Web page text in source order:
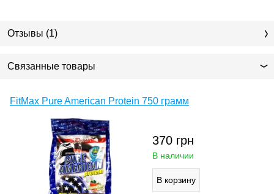
Отзывы (1)
Связанные товары
FitMax Pure American Protein 750 грамм
370 грн
В наличии